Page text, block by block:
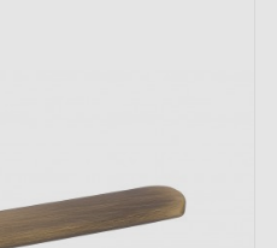
et l'UE
l'assemblage